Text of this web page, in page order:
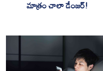
మాత్రం చాలా డేంజర్!